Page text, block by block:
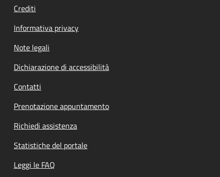
Crediti
Informativa privacy
Note legali
Dichiarazione di accessibilità
Contatti
Prenotazione appuntamento
Richiedi assistenza
Statistiche del portale
Leggi le FAQ